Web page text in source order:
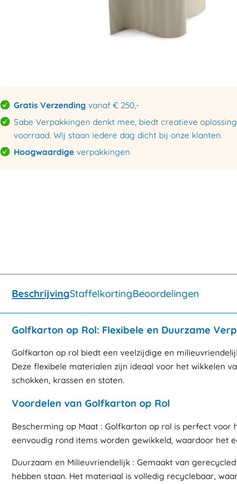
Gratis Verzending vanaf € 250,-
Sabe Verpakkingen denkt mee, biedt creatieve
voorraad. Wij staan iedere dag dicht bij onze klanten.
Hoogwaardige verpakkingen
BeschrijvingStaffelkortingBeoordelingen
Golfkarton op Rol: Flexibele en Duurzame
Golfkarton op rol biedt een veelzijdige en
Deze flexibele materialen zijn ideaal voor het wikkelen
schokken, krassen en stoten.
Voordelen van Golfkarton op Rol
Bescherming op Maat : Golfkarton op rol is perfect
eenvoudig rond items worden gewikkeld, waardoor het
Duurzaam en Milieuvriendelijk : Gemaakt van
hebben staan. Het materiaal is volledig recyclebaar,